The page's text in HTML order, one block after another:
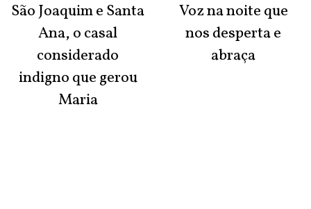
São Joaquim e Santa
Ana, o casal
considerado
indigno que gerou
Maria
Voz na noite que
nos desperta e
abraça